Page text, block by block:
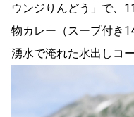
ウンジりんどう」で、
物カレー（スープ付き
湧水で淹れた水出しコ